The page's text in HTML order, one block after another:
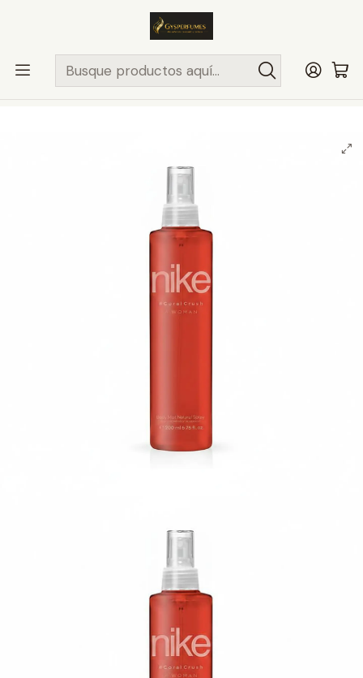
en compras hasta las 13Hrs, valido solo en
Comunas ..>>
Inicio COLONIAS NIKE
MUJER
NIKE CORAL CRUSH WOMAN BODY MIST 200ML